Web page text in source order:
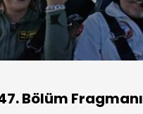
Bölüm Fragmanı